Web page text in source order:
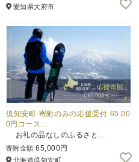
愛知県大府市
倶知安町 寄附のみの応援受付 65,00
0円コース…
お礼の品なしのふるさと…
寄附金額 65,000円
北海道倶知安町